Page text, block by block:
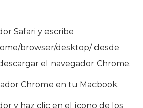
Safari y escribe
browser/desktop/ desde
el navegador Chrome.
Chrome en tu Macbook.
y haz clic en el ícono de los